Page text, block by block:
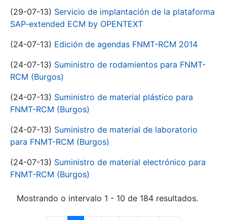
(29-07-13) Servicio de implantación de la plataforma
SAP-extended ECM by OPENTEXT
(24-07-13) Edición de agendas FNMT-RCM 2014
(24-07-13) Suministro de rodamientos para FNMT-
RCM (Burgos)
(24-07-13) Suministro de material plástico para
FNMT-RCM (Burgos)
(24-07-13) Suministro de material de laboratorio
para FNMT-RCM (Burgos)
(24-07-13) Suministro de material electrónico para
FNMT-RCM (Burgos)
Mostrando o intervalo 1 - 10 de 184 resultados.